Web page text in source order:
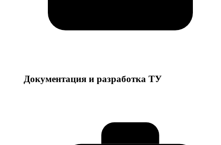
Документация и разработка ТУ